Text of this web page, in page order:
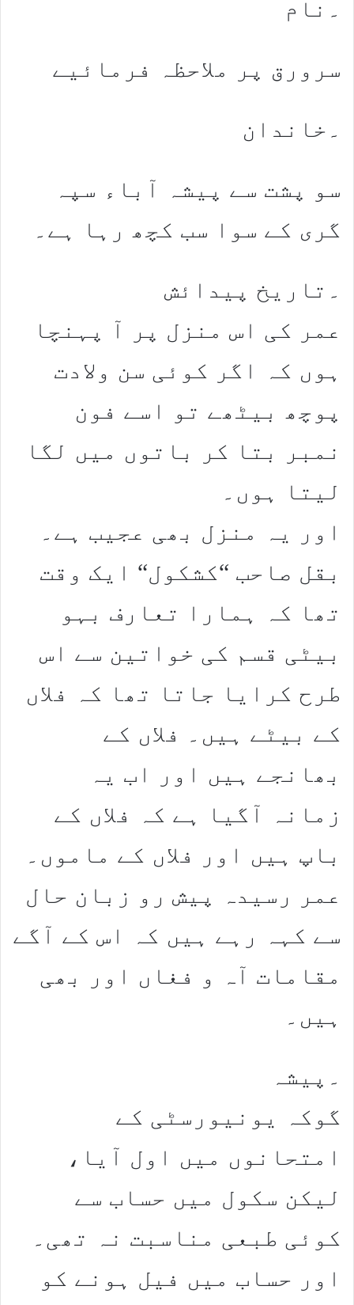
۔نام
سرورق پر ملاحظہ فرمائیے
۔خاندان
سو پشت سے پیشہ آباء سپہ
گری کے سوا سب کچھ رہا ہے۔
۔تاریخ پیدائش
عمر کی اس منزل پر آ پہنچا
ہوں کہ اگر کوئی سن ولادت
پوچھ بیٹھے تو اسے فون
نمبر بتا کر باتوں میں لگا
لیتا ہوں۔
اور یہ منزل بھی عجیب ہے۔
بقل صاحب “کشکول“ ایک وقت
تھا کہ ہمارا تعارف بہو
بیٹی قسم کی خواتین سے اس
طرح کرایا جاتا تھا کہ فلاں
کے بیٹے ہیں۔ فلاں کے
بھانجے ہیں اور اب یہ
زمانہ آگیا ہے کہ فلاں کے
باپ ہیں اور فلاں کے ماموں۔
عمر رسیدہ پیش رو زبان حال
سے کہہ رہے ہیں کہ اس کے آگے
مقامات آہ و فغاں اور بھی
ہیں۔
۔پیشہ
گوکہ یونیورسٹی کے
امتحانوں میں اول آیا،
لیکن سکول میں حساب سے
کوئی طبعی مناسبت نہ تھی۔
اور حساب میں فیل ہونے کو